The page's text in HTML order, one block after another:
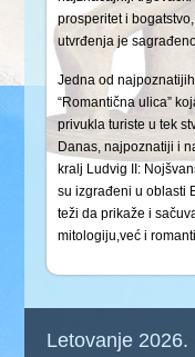
prosperitet i
utvrđenja je
Jedna od
“Romantična ulica”
privukla turiste u tek
Danas, najpoznatiji i
kralj Ludvig II:
su izgrađeni u oblasti
teži da prikaže i
mitologiju,već i
Letovanje 2026.